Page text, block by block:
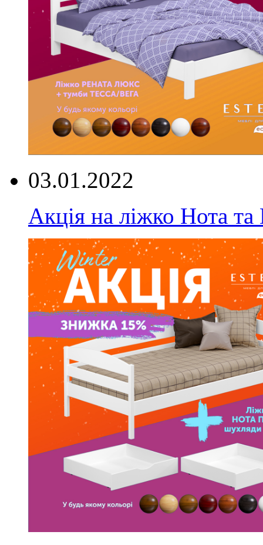
03.01.2022
Акція на ліжко Нота